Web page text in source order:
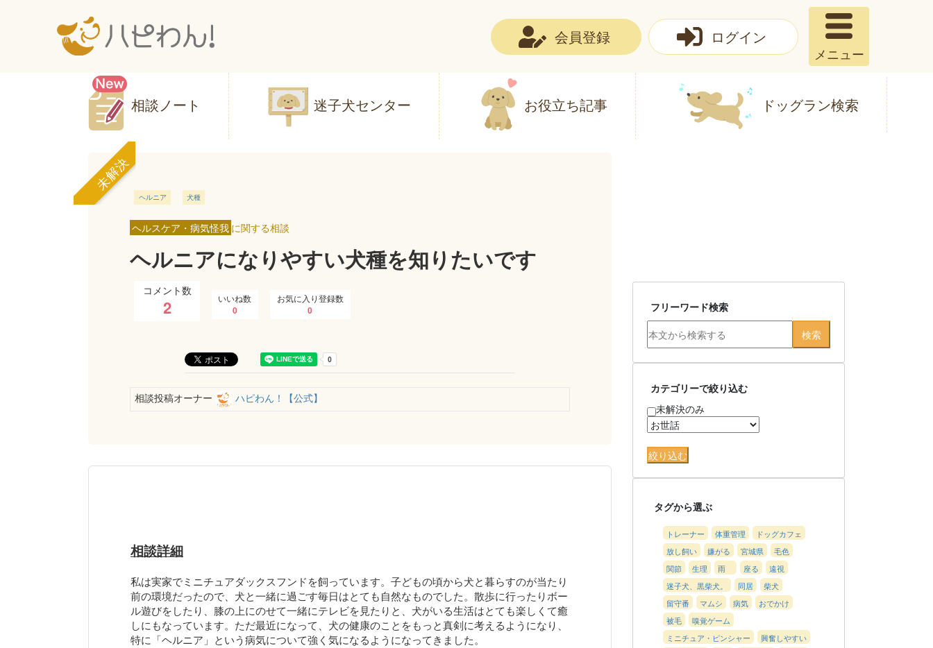
会員登録 ログイン
メニュー
相談ノート 迷子犬センター お役立ち記事 ドッグラン検索
未解決
ヘルニア 犬種
ヘルスケア・病気怪我 に関する相談
ヘルニアになりやすい犬種を知りたいです
コメント数
2 いいね数
0
お気に入り登録数
0
相談投稿オーナー ハピわん！【公式】
相談詳細
私は実家でミニチュアダックスフンドを飼っています。子どもの頃から犬と暮らすのが当たり
前の環境だったので、犬と一緒に過ごす毎日はとても自然なものでした。散歩に行ったりボー
ル遊びをしたり、膝の上にのせて一緒にテレビを見たりと、犬がいる生活はとても楽しくて癒
しにもなっています。ただ最近になって、犬の健康のことをもっと真剣に考えるようになり、
特に「ヘルニア」という病気について強く気になるようになってきました。
フリーワード検索
カテゴリーで絞り込む
未解決のみ
タグから選ぶ
トレーナー 体重管理
ドッグカフェ
放し飼い
嫌がる 宮城県
毛色
関節
生理 雨 座る
遠視
迷子犬、黒柴犬。
同居
柴犬
留守番
マムシ 病気
おでかけ
被毛
嗅覚ゲーム
ミニチュア・ピンシャー
興奮しやすい